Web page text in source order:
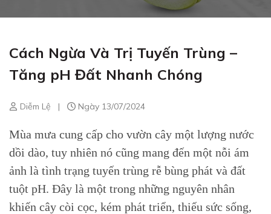
Cách Ngừa Và Trị Tuyến Trùng –
Tăng pH Đất Nhanh Chóng
Diễm Lệ | Ngày 13/07/2024
Mùa mưa cung cấp cho vườn cây một lượng nước
dồi dào, tuy nhiên nó cũng mang đến một nỗi ám
ảnh là tình trạng tuyến trùng rễ bùng phát và đất
tuột pH. Đây là một trong những nguyên nhân
khiến cây còi cọc, kém phát triển, thiếu sức sống,